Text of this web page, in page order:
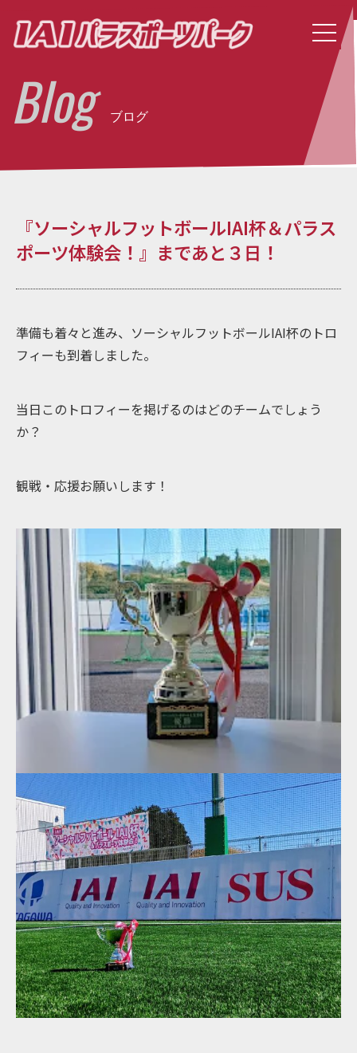
Blog ブログ
『ソーシャルフットボールIAI杯＆パラス
ポーツ体験会！』まであと３日！
準備も着々と進み、ソーシャルフットボールIAI杯のトロ
フィーも到着しました。
当日このトロフィーを掲げるのはどのチームでしょう
か？
観戦・応援お願いします！